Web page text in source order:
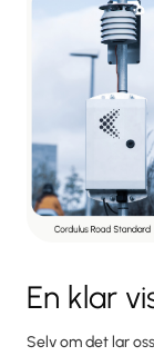
En klar
Selv om det lar